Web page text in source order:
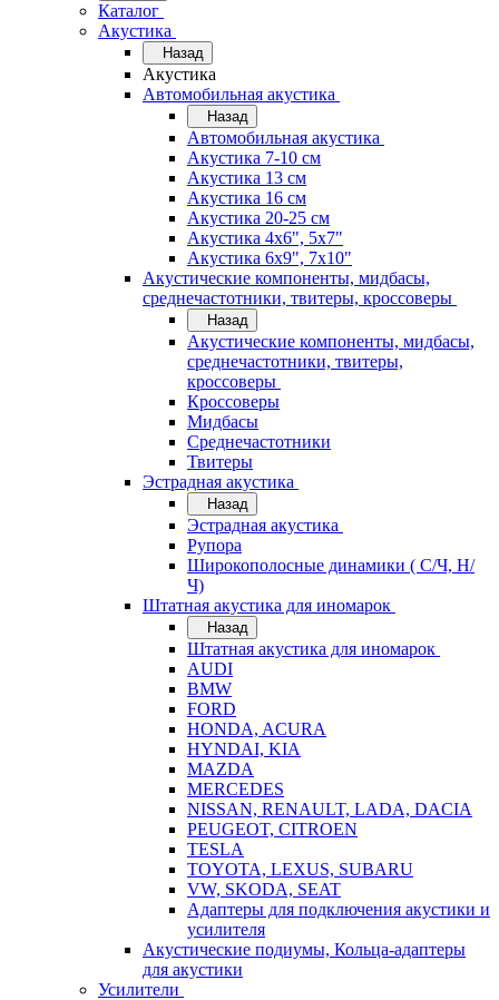
Каталог
Акустика
Назад
Акустика
Автомобильная акустика
Назад
Автомобильная акустика
Акустика 7-10 см
Акустика 13 см
Акустика 16 см
Акустика 20-25 см
Акустика 4х6", 5х7"
Акустика 6х9", 7х10"
Акустические компоненты, мидбасы,
среднечастотники, твитеры, кроссоверы
Назад
Акустические компоненты, мидбасы,
среднечастотники, твитеры,
кроссоверы
Кроссоверы
Мидбасы
Среднечастотники
Твитеры
Эстрадная акустика
Назад
Эстрадная акустика
Рупора
Широкополосные динамики ( С/Ч, Н/
Ч)
Штатная акустика для иномарок
Назад
Штатная акустика для иномарок
AUDI
BMW
FORD
HONDA, ACURA
HYNDAI, KIA
MAZDA
MERCEDES
NISSAN, RENAULT, LADA, DACIA
PEUGEOT, CITROEN
TESLA
TOYOTA, LEXUS, SUBARU
VW, SKODA, SEAT
Адаптеры для подключения акустики и
усилителя
Акустические подиумы, Кольца-адаптеры
для акустики
Усилители